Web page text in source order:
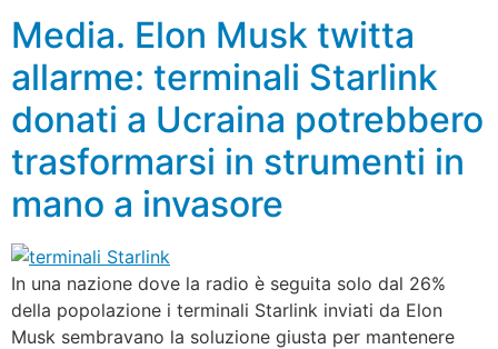
Media. Elon Musk twitta
allarme: terminali Starlink
donati a Ucraina potrebbero
trasformarsi in strumenti in
mano a invasore
In una nazione dove la radio è seguita solo dal 26%
della popolazione i terminali Starlink inviati da Elon
Musk sembravano la soluzione giusta per mantenere